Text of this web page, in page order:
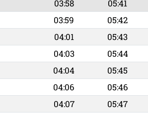
03:58 05:41
03:59 05:42
04:01 05:43
04:03 05:44
04:04 05:45
04:06 05:46
04:07 05:47